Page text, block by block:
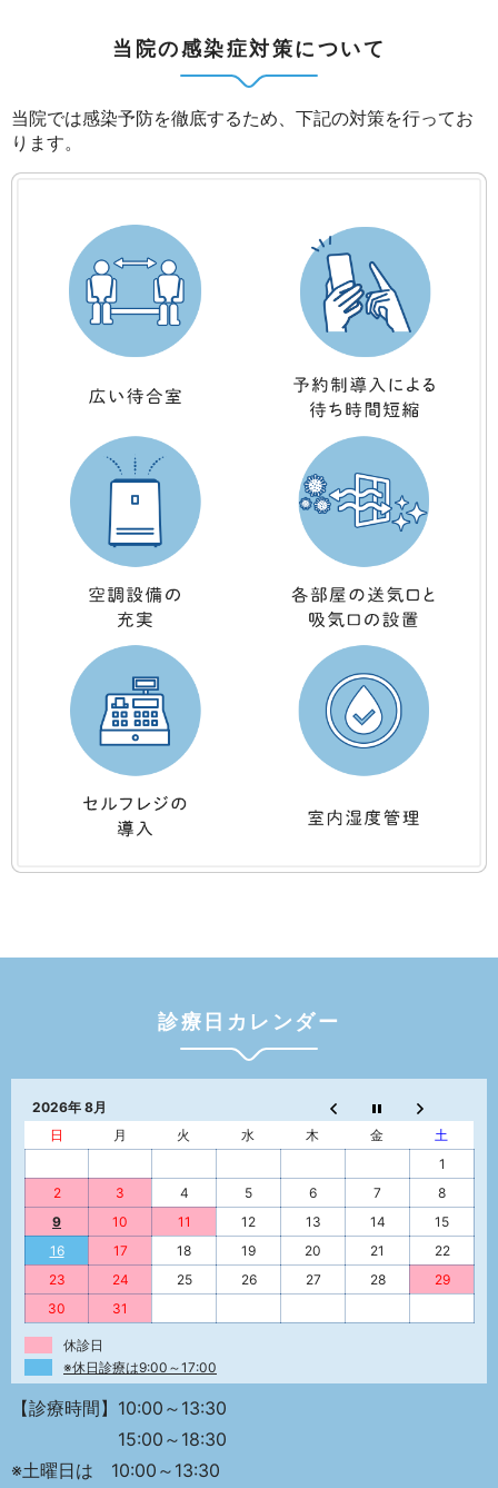
当院の感染症対策について
当院では感染予防を徹底するため、下記の対策を行ってお
ります。
診療日カレンダー
2026年 8月
日
月 火 水 木 金
土
1
2
3 4 5 6 7
8
9
10 11 12 13 14
15
16
17 18 19 20 21
22
23
24 25 26 27 28
29
30
31
休診日
※休日診療は9:00～17:00
【診療時間】10:00～13:30
15:00～18:30
※土曜日は 10:00～13:30